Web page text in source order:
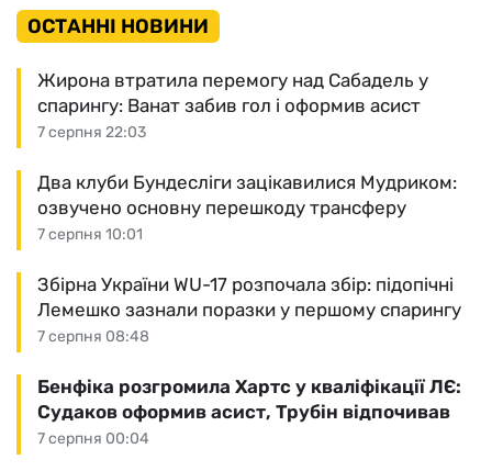
ОСТАННІ НОВИНИ
7 серпня 22:03
Жирона втратила перемогу над Сабадель у
спарингу: Ванат забив гол і оформив асист
7 серпня 10:01
Два клуби Бундесліги зацікавилися Мудриком:
озвучено основну перешкоду трансферу
7 серпня 08:48
Збірна України WU-17 розпочала збір: підопічні
Лемешко зазнали поразки у першому спарингу
7 серпня 00:04
Бенфіка розгромила Хартс у кваліфікації ЛЄ:
Судаков оформив асист, Трубін відпочивав